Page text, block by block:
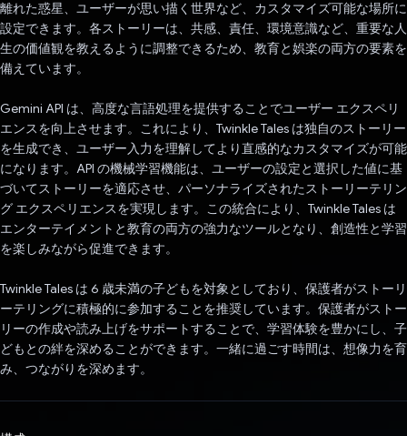
離れた惑星、ユーザーが思い描く世界など、カスタマイズ可能な場所に
設定できます。各ストーリーは、共感、責任、環境意識など、重要な人
生の価値観を教えるように調整できるため、教育と娯楽の両方の要素を
備えています。
Gemini API は、高度な言語処理を提供することでユーザー エクスペリ
エンスを向上させます。これにより、Twinkle Tales は独自のストーリー
を生成でき、ユーザー入力を理解してより直感的なカスタマイズが可能
になります。API の機械学習機能は、ユーザーの設定と選択した値に基
づいてストーリーを適応させ、パーソナライズされたストーリーテリン
グ エクスペリエンスを実現します。この統合により、Twinkle Tales は
エンターテイメントと教育の両方の強力なツールとなり、創造性と学習
を楽しみながら促進できます。
Twinkle Tales は 6 歳未満の子どもを対象としており、保護者がストーリ
ーテリングに積極的に参加することを推奨しています。保護者がストー
リーの作成や読み上げをサポートすることで、学習体験を豊かにし、子
どもとの絆を深めることができます。一緒に過ごす時間は、想像力を育
み、つながりを深めます。